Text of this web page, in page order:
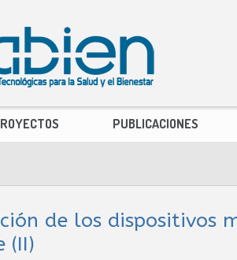
PUBLICACIONES
de los dispositivos
(II)